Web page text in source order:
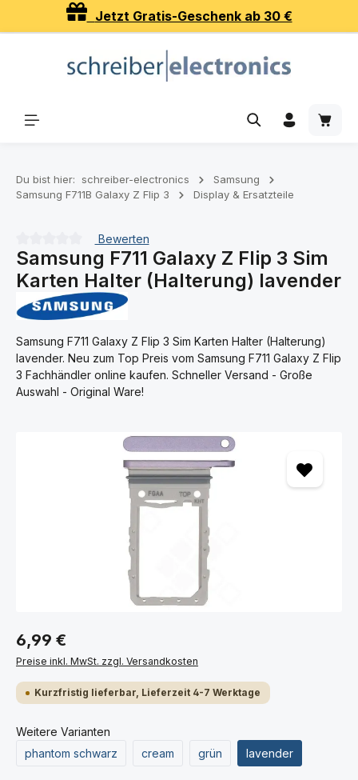
Zum Hauptinhalt springenJetzt Gratis-Geschenk ab 30 €
Du bist hier: schreiber-electronics
Samsung
Samsung F711B Galaxy Z Flip 3
Display & Ersatzteile
Durchschnittliche Bewertung von 0 von 5 Sternen
Bewerten
Samsung F711 Galaxy Z Flip 3 Sim
Karten Halter (Halterung) lavender
Samsung F711 Galaxy Z Flip 3 Sim Karten Halter (Halterung)
lavender. Neu zum Top Preis vom Samsung F711 Galaxy Z Flip
3 Fachhändler online kaufen. Schneller Versand - Große
Auswahl - Original Ware!
Bildergalerie überspringen
6,99 €
Preise inkl. MwSt. zzgl. Versandkosten
Kurzfristig lieferbar, Lieferzeit 4-7 Werktage
Weitere Varianten
phantom schwarz
cream grün lavender